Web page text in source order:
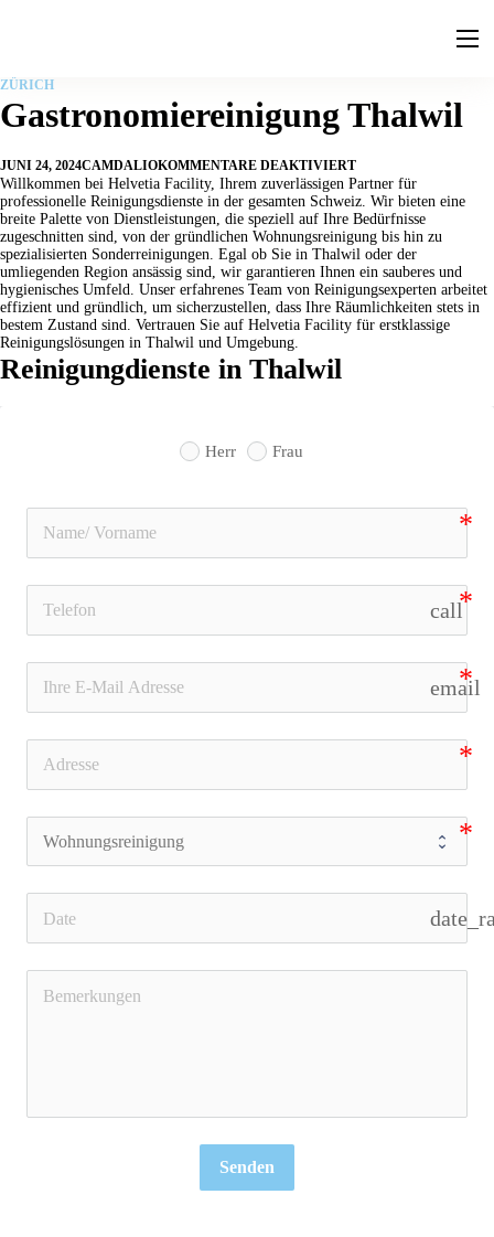
Ratgeber
Kontakt
ZÜRICH
Gastronomiereinigung Thalwil
JUNI 24, 2024CAMDALIOKOMMENTARE DEAKTIVIERT
Willkommen bei Helvetia Facility, Ihrem zuverlässigen Partner für
professionelle Reinigungsdienste in der gesamten Schweiz. Wir bieten eine
breite Palette von Dienstleistungen, die speziell auf Ihre Bedürfnisse
zugeschnitten sind, von der gründlichen Wohnungsreinigung bis hin zu
spezialisierten Sonderreinigungen. Egal ob Sie in Thalwil oder der
umliegenden Region ansässig sind, wir garantieren Ihnen ein sauberes und
hygienisches Umfeld. Unser erfahrenes Team von Reinigungsexperten arbeitet
effizient und gründlich, um sicherzustellen, dass Ihre Räumlichkeiten stets in
bestem Zustand sind. Vertrauen Sie auf Helvetia Facility für erstklassige
Reinigungslösungen in Thalwil und Umgebung.
Reinigungdienste in Thalwil
Herr Frau
call
email
Senden